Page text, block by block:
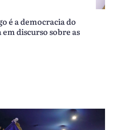
é a democracia do
discurso sobre as